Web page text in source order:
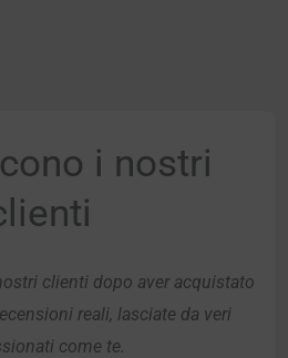
i nostri
clienti dopo aver acquistato
reali, lasciate da veri
come te.